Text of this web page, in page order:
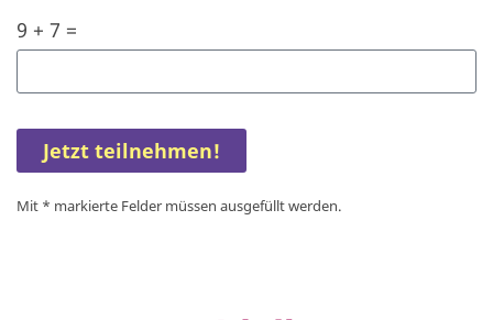
9 + 7 =
Jetzt teilnehmen!
Mit * markierte Felder müssen ausgefüllt werden.